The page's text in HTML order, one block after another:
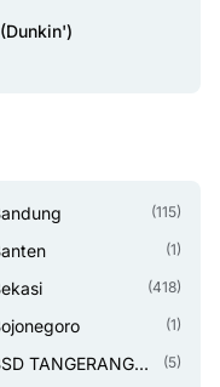
(115)
(1)
(418)
(1)
TANGERANG
(5)